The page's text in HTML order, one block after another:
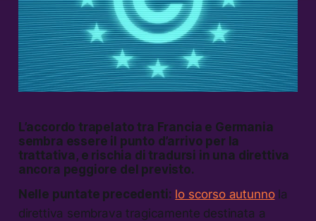
L’accordo trapelato tra Francia e Germania
sembra essere il punto d’arrivo per la
trattativa, e rischia di tradursi in una direttiva
ancora peggiore del previsto.
Nelle puntate precedenti: lo scorso autunnola
direttiva sembrava tragicamente destinata a